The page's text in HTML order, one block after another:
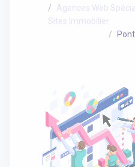
Agences Web
Sites Immobilier